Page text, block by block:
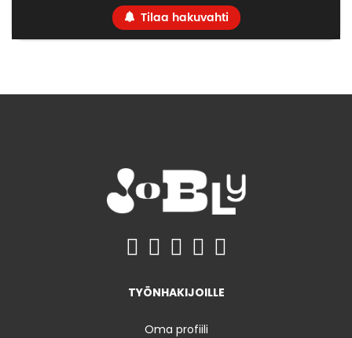
Tilaa hakuvahti
TYÖNHAKIJOILLE
Oma profiili